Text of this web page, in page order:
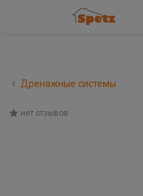
Дренажные системы
нет отзывов